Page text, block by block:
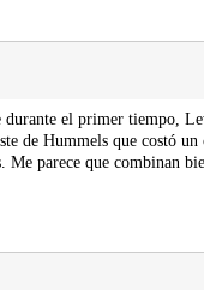
el primer tiempo,
de Hummels que costó
Me parece que combinan